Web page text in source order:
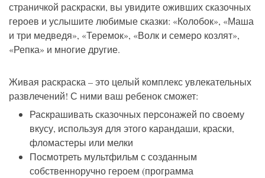
страничкой раскраски, вы увидите оживших сказочных
героев и услышите любимые сказки: «Колобок», «Маша
и три медведя», «Теремок», «Волк и семеро козлят»,
«Репка» и многие другие.
Живая раскраска – это целый комплекс увлекательных
развлечений! С ними ваш ребенок сможет:
Раскрашивать сказочных персонажей по своему
вкусу, используя для этого карандаши, краски,
фломастеры или мелки
Посмотреть мультфильм с созданным
собственноручно героем (программа